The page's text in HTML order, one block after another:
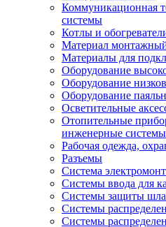
Коммуникационная
системы
Котлы и
Материал
Материалы для
Оборудование
Оборудование
Оборудование
Осветительные
Отопительные
инженерные системы
Рабочая одежда,
Разъемы
Система
Системы ввода для
Системы защиты
Системы
Системы